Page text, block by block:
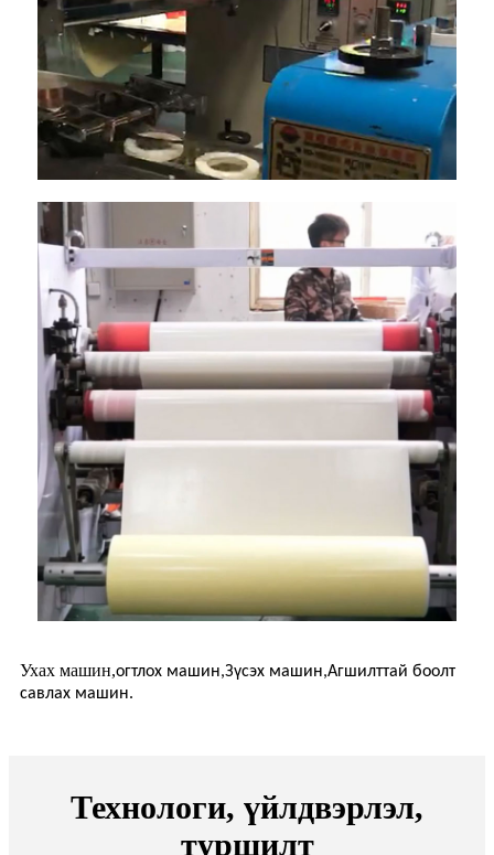
Ухах машин,огтлох машин,Зүсэх машин,Агшилттай боолт
савлах машин.
Технологи, үйлдвэрлэл,
туршилт